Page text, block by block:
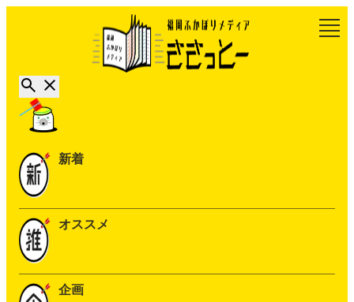
新着
オススメ
企画